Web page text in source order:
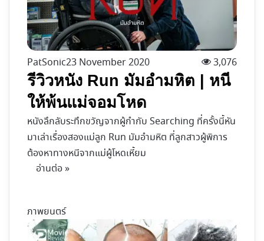
PatSonic23 November 2020 3,076
รีวิวหนัง Run มัมอำมหิต | หนี
ให้พ้นแม่จอมโหด
หนังลึกลับระทึกขวัญจากผู้กำกับ Searching ที่ครั้งนี้หัน
มาเล่าเรื่องสองแม่ลูก Run มัมอำมหิต ที่ลูกสาวผู้พิการ
ต้องหาทางหนีจากแม่ผู้โหดเหี้ยม
อ่านต่อ »
ภาพยนตร์